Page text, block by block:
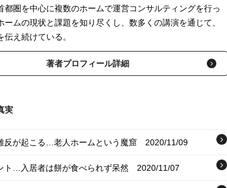
都圏を中心に複数のホームで運営コンサルティングを行っ
ームの現状と課題を知り尽くし、数多くの講演を通じて、
え続けている。
著者プロフィール詳細
実
反が起こる…老人ホームという魔窟 2020/11/09
ト…入居者は餅が食べられず呆然 2020/11/07